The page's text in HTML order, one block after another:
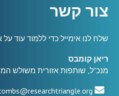
צור קשר
שלח לנו אימייל כדי ללמוד עוד
ריאן קומבס
מנכ"ל, שותפות אזורית משולש